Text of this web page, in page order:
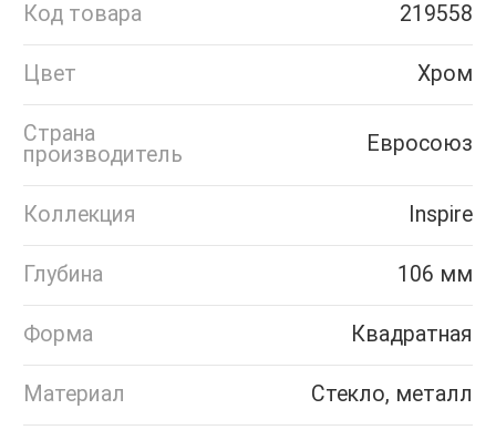
Код товара 219558
Цвет Хром
Страна
производитель
Евросоюз
Коллекция Inspire
Глубина 106 мм
Форма Квадратная
Материал Стекло, металл